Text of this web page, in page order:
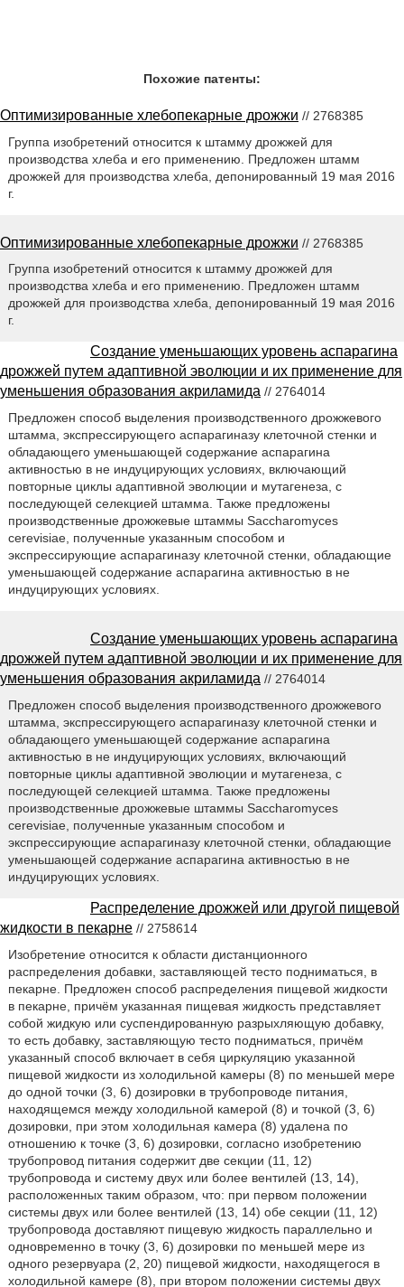
Похожие патенты:
Оптимизированные хлебопекарные дрожжи // 2768385
Группа изобретений относится к штамму дрожжей для
производства хлеба и его применению. Предложен штамм
дрожжей для производства хлеба, депонированный 19 мая 2016
г.
Оптимизированные хлебопекарные дрожжи // 2768385
Группа изобретений относится к штамму дрожжей для
производства хлеба и его применению. Предложен штамм
дрожжей для производства хлеба, депонированный 19 мая 2016
г.
Создание уменьшающих уровень аспарагина
дрожжей путем адаптивной эволюции и их применение для
уменьшения образования акриламида // 2764014
Предложен способ выделения производственного дрожжевого
штамма, экспрессирующего аспарагиназу клеточной стенки и
обладающего уменьшающей содержание аспарагина
активностью в не индуцирующих условиях, включающий
повторные циклы адаптивной эволюции и мутагенеза, с
последующей селекцией штамма. Также предложены
производственные дрожжевые штаммы Saccharomyces
cerevisiae, полученные указанным способом и
экспрессирующие аспарагиназу клеточной стенки, обладающие
уменьшающей содержание аспарагина активностью в не
индуцирующих условиях.
Создание уменьшающих уровень аспарагина
дрожжей путем адаптивной эволюции и их применение для
уменьшения образования акриламида // 2764014
Предложен способ выделения производственного дрожжевого
штамма, экспрессирующего аспарагиназу клеточной стенки и
обладающего уменьшающей содержание аспарагина
активностью в не индуцирующих условиях, включающий
повторные циклы адаптивной эволюции и мутагенеза, с
последующей селекцией штамма. Также предложены
производственные дрожжевые штаммы Saccharomyces
cerevisiae, полученные указанным способом и
экспрессирующие аспарагиназу клеточной стенки, обладающие
уменьшающей содержание аспарагина активностью в не
индуцирующих условиях.
Распределение дрожжей или другой пищевой
жидкости в пекарне // 2758614
Изобретение относится к области дистанционного
распределения добавки, заставляющей тесто подниматься, в
пекарне. Предложен способ распределения пищевой жидкости
в пекарне, причём указанная пищевая жидкость представляет
собой жидкую или суспендированную разрыхляющую добавку,
то есть добавку, заставляющую тесто подниматься, причём
указанный способ включает в себя циркуляцию указанной
пищевой жидкости из холодильной камеры (8) по меньшей мере
до одной точки (3, 6) дозировки в трубопроводе питания,
находящемся между холодильной камерой (8) и точкой (3, 6)
дозировки, при этом холодильная камера (8) удалена по
отношению к точке (3, 6) дозировки, согласно изобретению
трубопровод питания содержит две секции (11, 12)
трубопровода и систему двух или более вентилей (13, 14),
расположенных таким образом, что: при первом положении
системы двух или более вентилей (13, 14) обе секции (11, 12)
трубопровода доставляют пищевую жидкость параллельно и
одновременно в точку (3, 6) дозировки по меньшей мере из
одного резервуара (2, 20) пищевой жидкости, находящегося в
холодильной камере (8), при втором положении системы двух